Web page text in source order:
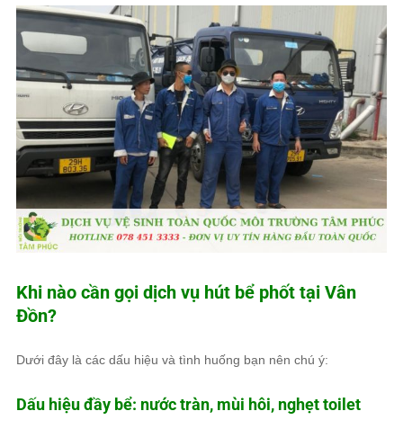
Khi nào cần gọi dịch vụ hút bể phốt tại Vân
Đồn?
Dưới đây là các dấu hiệu và tình huống bạn nên chú ý:
Dấu hiệu đầy bể: nước tràn, mùi hôi, nghẹt toilet